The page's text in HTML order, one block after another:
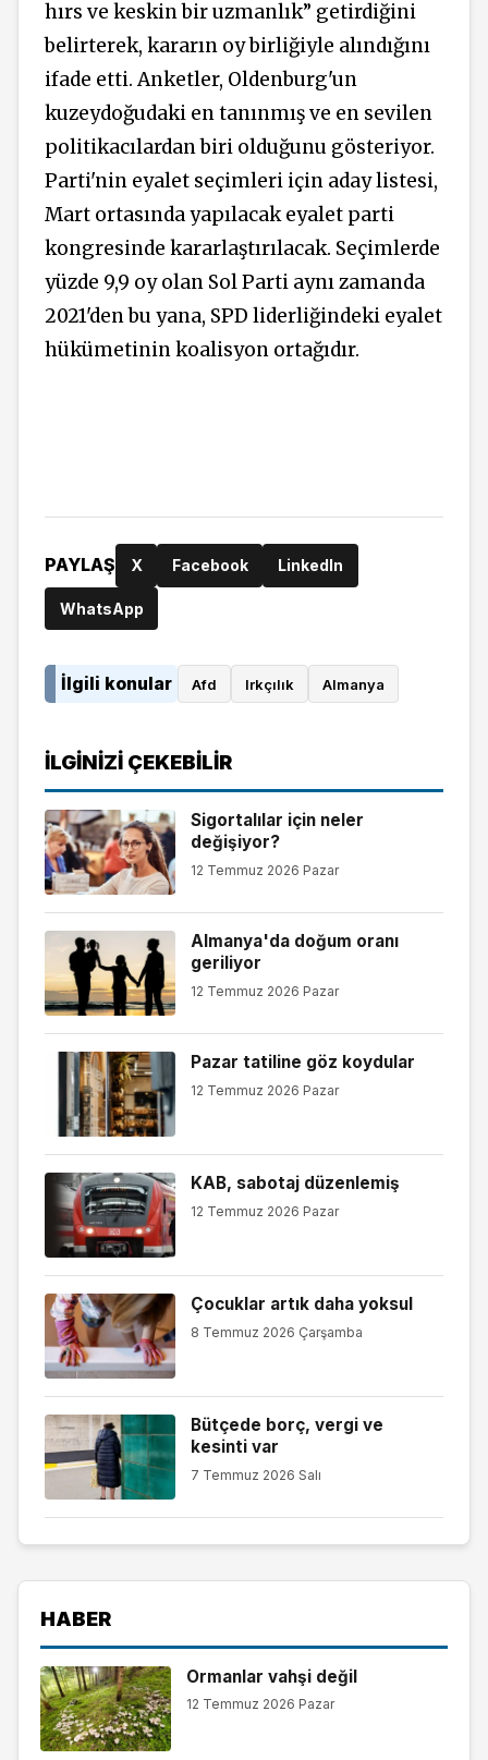
hırs ve keskin bir uzmanlık” getirdiğini
belirterek, kararın oy birliğiyle alındığını
ifade etti. Anketler, Oldenburg'un
kuzeydoğudaki en tanınmış ve en sevilen
politikacılardan biri olduğunu gösteriyor.
Parti'nin eyalet seçimleri için aday listesi,
Mart ortasında yapılacak eyalet parti
kongresinde kararlaştırılacak. Seçimlerde
yüzde 9,9 oy olan Sol Parti aynı zamanda
2021'den bu yana, SPD liderliğindeki eyalet
hükümetinin koalisyon ortağıdır.
PAYLAŞ X Facebook LinkedIn
WhatsApp
İlgili konular Afd Irkçılık Almanya
İLGINIZI ÇEKEBILIR
Sigortalılar için neler
değişiyor?
12 Temmuz 2026 Pazar
Almanya'da doğum oranı
geriliyor
12 Temmuz 2026 Pazar
Pazar tatiline göz koydular
12 Temmuz 2026 Pazar
KAB, sabotaj düzenlemiş
12 Temmuz 2026 Pazar
Çocuklar artık daha yoksul
8 Temmuz 2026 Çarşamba
Bütçede borç, vergi ve
kesinti var
7 Temmuz 2026 Salı
HABER
Ormanlar vahşi değil
12 Temmuz 2026 Pazar